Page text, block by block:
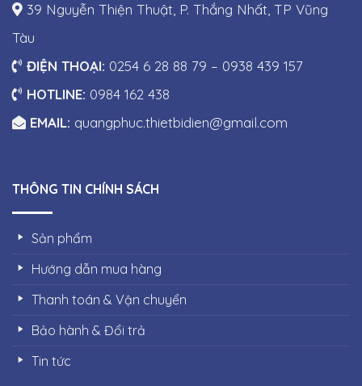
39 Nguyễn Thiện Thuật, P. Thắng Nhất, TP Vũng
Tàu
ĐIỆN THOẠI: 0254 6 28 88 79 – 0938 439 157
HOTLINE: 0984 162 438
EMAIL: quangphuc.thietbidien@gmail.com
THÔNG TIN CHÍNH SÁCH
Sản phẩm
Hướng dẫn mua hàng
Thanh toán & Vận chuyển
Bảo hành & Đổi trả
Tin tức